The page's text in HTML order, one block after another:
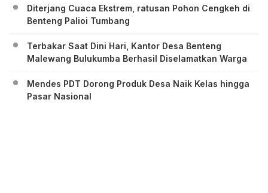
Diterjang Cuaca Ekstrem, ratusan Pohon Cengkeh di
Benteng Palioi Tumbang
Terbakar Saat Dini Hari, Kantor Desa Benteng
Malewang Bulukumba Berhasil Diselamatkan Warga
Mendes PDT Dorong Produk Desa Naik Kelas hingga
Pasar Nasional